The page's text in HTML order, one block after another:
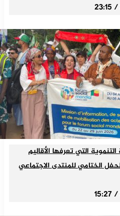
التي تعرفها الأقاليم
الختامي للمنتدى الاجتماعي